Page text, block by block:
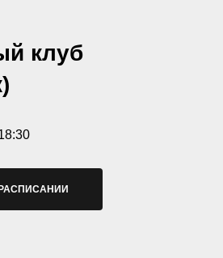
клуб